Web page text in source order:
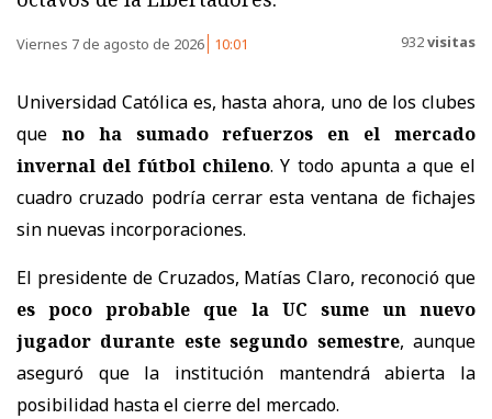
Viernes 7 de agosto de 2026 10:01 932visitas
Universidad Católica es, hasta ahora, uno de los clubes
que no ha sumado refuerzos en el mercado
invernal del fútbol chileno. Y todo apunta a que el
cuadro cruzado podría cerrar esta ventana de fichajes
sin nuevas incorporaciones.
El presidente de Cruzados, Matías Claro, reconoció que
es poco probable que la UC sume un nuevo
jugador durante este segundo semestre, aunque
aseguró que la institución mantendrá abierta la
posibilidad hasta el cierre del mercado.